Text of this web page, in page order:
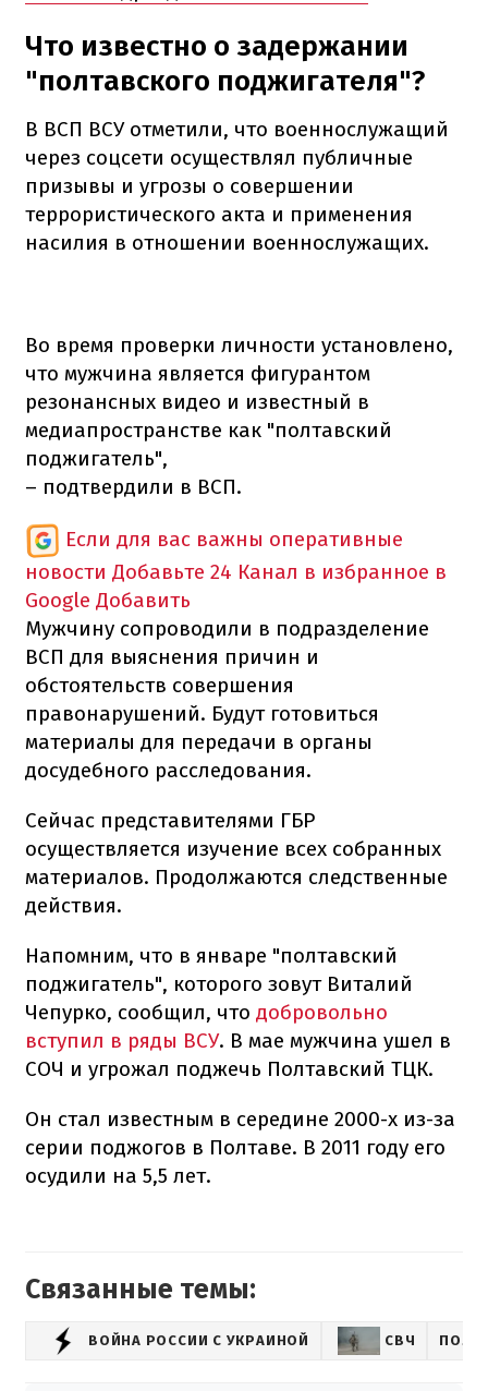
Что известно о задержании
"полтавского поджигателя"?
В ВСП ВСУ отметили, что военнослужащий
через соцсети осуществлял публичные
призывы и угрозы о совершении
террористического акта и применения
насилия в отношении военнослужащих.
Во время проверки личности установлено,
что мужчина является фигурантом
резонансных видео и известный в
медиапространстве как "полтавский
поджигатель",
– подтвердили в ВСП.
Если для вас важны оперативные
новости Добавьте 24 Канал в избранное в
Google Добавить
Мужчину сопроводили в подразделение
ВСП для выяснения причин и
обстоятельств совершения
правонарушений. Будут готовиться
материалы для передачи в органы
досудебного расследования.
Сейчас представителями ГБР
осуществляется изучение всех собранных
материалов. Продолжаются следственные
действия.
Напомним, что в январе "полтавский
поджигатель", которого зовут Виталий
Чепурко, сообщил, что добровольно
вступил в ряды ВСУ. В мае мужчина ушел в
СОЧ и угрожал поджечь Полтавский ТЦК.
Он стал известным в середине 2000-х из-за
серии поджогов в Полтаве. В 2011 году его
осудили на 5,5 лет.
Связанные темы:
ВОЙНА РОССИИ С УКРАИНОЙ СВЧ